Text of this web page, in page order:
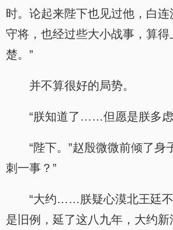
时。论起来陛下也见过他，白
守将，也经过些大小战事，算
楚。”
并不算很好的局势。
“朕知道了……但愿是朕多虑
“陛下。”赵殷微微前倾了身
刺一事？”
“大约……朕疑心漠北王廷
是旧例，延了这八九年，大约新